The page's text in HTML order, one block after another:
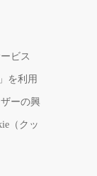
ビス
を利用
ーの興
（クッ